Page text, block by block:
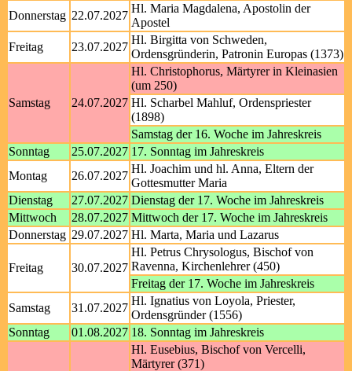
Donnerstag 22.07.2027
Hl. Maria Magdalena, Apostolin der
Apostel
Freitag
23.07.2027
Hl. Birgitta von Schweden,
Ordensgründerin, Patronin Europas (1373)
Samstag 24.07.2027
Hl. Christophorus, Märtyrer in Kleinasien
(um 250)
Hl. Scharbel Mahluf, Ordenspriester
(1898)
Samstag der 16. Woche im Jahreskreis
Sonntag
25.07.2027 17. Sonntag im Jahreskreis
Montag
26.07.2027
Hl. Joachim und hl. Anna, Eltern der
Gottesmutter Maria
Dienstag
27.07.2027 Dienstag der 17. Woche im Jahreskreis
Mittwoch
28.07.2027 Mittwoch der 17. Woche im Jahreskreis
Donnerstag 29.07.2027 Hl. Marta, Maria und Lazarus
Freitag 30.07.2027
Hl. Petrus Chrysologus, Bischof von
Ravenna, Kirchenlehrer (450)
Freitag der 17. Woche im Jahreskreis
Samstag
31.07.2027
Hl. Ignatius von Loyola, Priester,
Ordensgründer (1556)
Sonntag
01.08.2027 18. Sonntag im Jahreskreis
Hl. Eusebius, Bischof von Vercelli,
Märtyrer (371)